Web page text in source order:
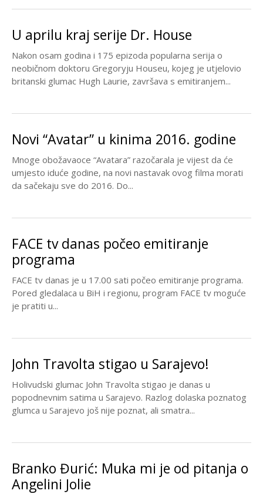
U aprilu kraj serije Dr. House
Nakon osam godina i 175 epizoda popularna serija o
neobičnom doktoru Gregoryju Houseu, kojeg je utjelovio
britanski glumac Hugh Laurie, završava s emitiranjem...
Novi “Avatar” u kinima 2016. godine
Mnoge obožavaoce “Avatara” razočarala je vijest da će
umjesto iduće godine, na novi nastavak ovog filma morati
da sačekaju sve do 2016. Do...
FACE tv danas počeo emitiranje
programa
FACE tv danas je u 17.00 sati počeo emitiranje programa.
Pored gledalaca u BiH i regionu, program FACE tv moguće
je pratiti u...
John Travolta stigao u Sarajevo!
Holivudski glumac John Travolta stigao je danas u
popodnevnim satima u Sarajevo. Razlog dolaska poznatog
glumca u Sarajevo još nije poznat, ali smatra...
Branko Đurić: Muka mi je od pitanja o
Angelini Jolie